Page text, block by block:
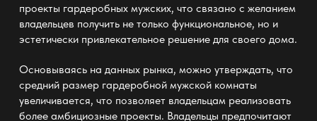
проекты гардеробных мужских, что связано с желанием
владельцев получить не только функциональное, но и
эстетически привлекательное решение для своего дома.
Основываясь на данных рынка, можно утверждать, что
средний размер гардеробной мужскойкомнаты
увеличивается, что позволяет владельцам реализовать
более амбициозные проекты. Владельцы предпочитают